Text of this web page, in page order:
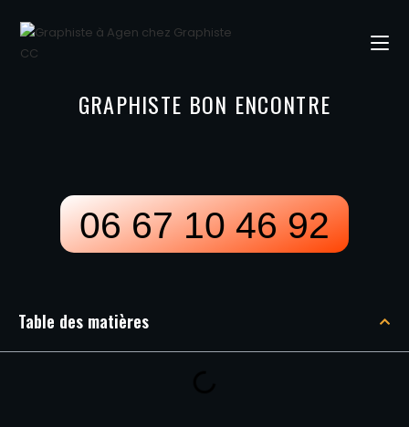
GRAPHISTE BON ENCONTRE
06 67 10 46 92
Table des matières